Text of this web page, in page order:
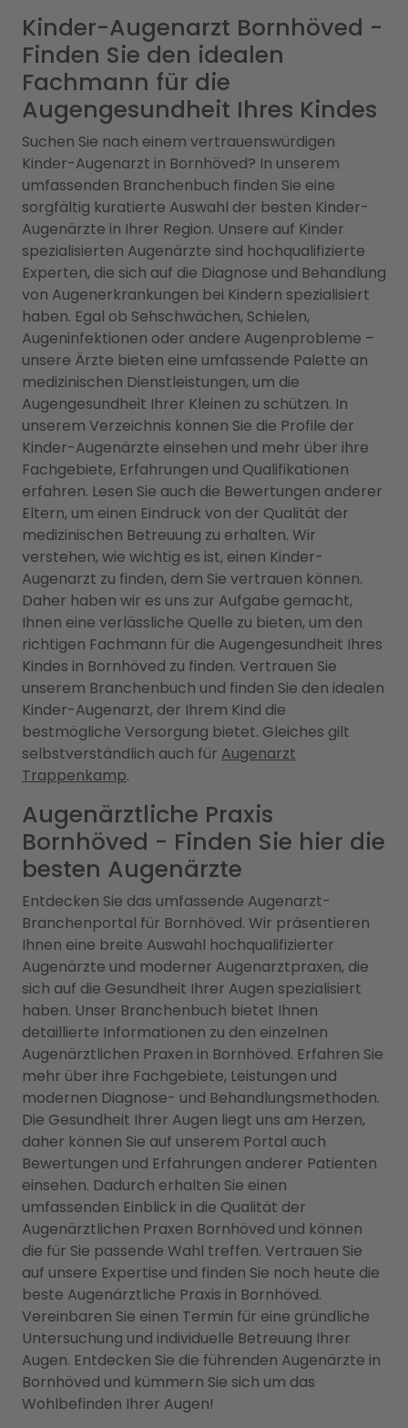
Kinder-Augenarzt Bornhöved -
Finden Sie den idealen
Fachmann für die
Augengesundheit Ihres Kindes
Suchen Sie nach einem vertrauenswürdigen
Kinder-Augenarzt in Bornhöved? In unserem
umfassenden Branchenbuch finden Sie eine
sorgfältig kuratierte Auswahl der besten Kinder-
Augenärzte in Ihrer Region. Unsere auf Kinder
spezialisierten Augenärzte sind hochqualifizierte
Experten, die sich auf die Diagnose und Behandlung
von Augenerkrankungen bei Kindern spezialisiert
haben. Egal ob Sehschwächen, Schielen,
Augeninfektionen oder andere Augenprobleme –
unsere Ärzte bieten eine umfassende Palette an
medizinischen Dienstleistungen, um die
Augengesundheit Ihrer Kleinen zu schützen. In
unserem Verzeichnis können Sie die Profile der
Kinder-Augenärzte einsehen und mehr über ihre
Fachgebiete, Erfahrungen und Qualifikationen
erfahren. Lesen Sie auch die Bewertungen anderer
Eltern, um einen Eindruck von der Qualität der
medizinischen Betreuung zu erhalten. Wir
verstehen, wie wichtig es ist, einen Kinder-
Augenarzt zu finden, dem Sie vertrauen können.
Daher haben wir es uns zur Aufgabe gemacht,
Ihnen eine verlässliche Quelle zu bieten, um den
richtigen Fachmann für die Augengesundheit Ihres
Kindes in Bornhöved zu finden. Vertrauen Sie
unserem Branchenbuch und finden Sie den idealen
Kinder-Augenarzt, der Ihrem Kind die
bestmögliche Versorgung bietet. Gleiches gilt
selbstverständlich auch für Augenarzt
Trappenkamp.
Augenärztliche Praxis
Bornhöved - Finden Sie hier die
besten Augenärzte
Entdecken Sie das umfassende Augenarzt-
Branchenportal für Bornhöved. Wir präsentieren
Ihnen eine breite Auswahl hochqualifizierter
Augenärzte und moderner Augenarztpraxen, die
sich auf die Gesundheit Ihrer Augen spezialisiert
haben. Unser Branchenbuch bietet Ihnen
detaillierte Informationen zu den einzelnen
Augenärztlichen Praxen in Bornhöved. Erfahren Sie
mehr über ihre Fachgebiete, Leistungen und
modernen Diagnose- und Behandlungsmethoden.
Die Gesundheit Ihrer Augen liegt uns am Herzen,
daher können Sie auf unserem Portal auch
Bewertungen und Erfahrungen anderer Patienten
einsehen. Dadurch erhalten Sie einen
umfassenden Einblick in die Qualität der
Augenärztlichen Praxen Bornhöved und können
die für Sie passende Wahl treffen. Vertrauen Sie
auf unsere Expertise und finden Sie noch heute die
beste Augenärztliche Praxis in Bornhöved.
Vereinbaren Sie einen Termin für eine gründliche
Untersuchung und individuelle Betreuung Ihrer
Augen. Entdecken Sie die führenden Augenärzte in
Bornhöved und kümmern Sie sich um das
Wohlbefinden Ihrer Augen!